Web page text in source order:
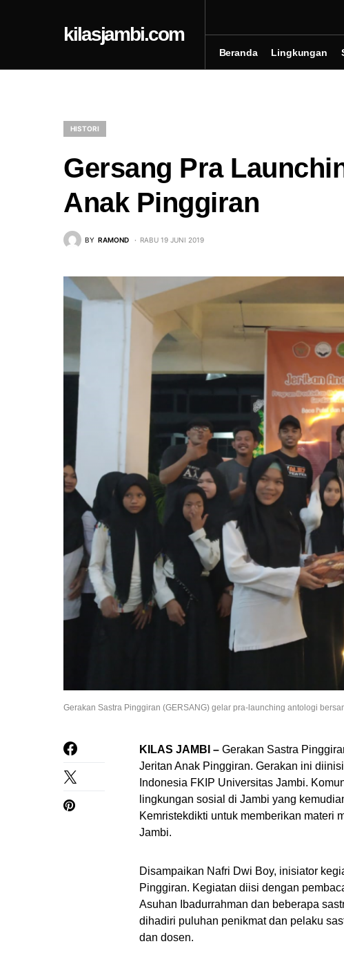
kilasjambi.com
Beranda Lingkungan
HISTORI
Gersang Pra
Anak Pinggiran
BY RAMOND RABU 19 JUNI 2019
Gerakan Sastra Pinggiran (GERSANG) gelar pra-launching antologi
KILAS JAMBI – Gerakan Sastra
Jeritan Anak Pinggiran. Gerakan ini
Indonesia FKIP Universitas Jambi.
lingkungan sosial di Jambi yang
Kemristekdikti untuk memberikan materi
Jambi.
Disampaikan Nafri Dwi Boy, inisiator
Pinggiran. Kegiatan diisi dengan
Asuhan Ibadurrahman dan beberapa
dihadiri puluhan penikmat dan pelaku
dan dosen.